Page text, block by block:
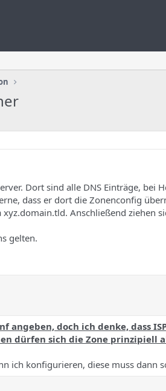
Dort sind alle DNS Einträge, bei
dass er dort die Zonenconfig
xyz.domain.tld. Anschließend ziehen
gelten.
angeben, doch ich denke, dass
dürfen sich die Zone prinzipiell
ich konfigurieren, diese muss dann